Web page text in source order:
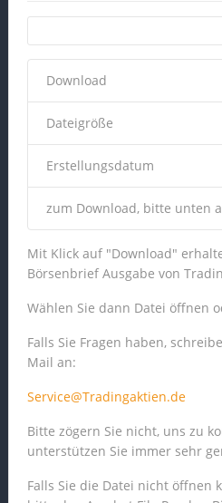
Download
Dateigröße
Erstellungsdatum
zum Download, bitte unten
Mit Klick auf "Download"
Börsenbrief Ausgabe von
Wählen Sie dann Datei öffnen
Falls Sie Fragen haben,
Mail an:
Service@Tradingaktien.de
Bitte zögern Sie nicht, uns zu
unterstützen Sie immer sehr
Falls Sie die Datei nicht öffnen